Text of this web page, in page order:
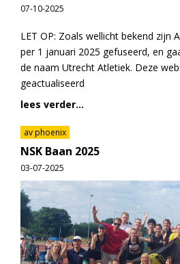
07-10-2025
LET OP: Zoals wellicht bekend zijn
per 1 januari 2025 gefuseerd, en
de naam Utrecht Atletiek. Deze
geactualiseerd
lees verder...
av phoenix
NSK Baan 2025
03-07-2025